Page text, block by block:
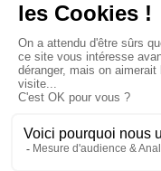
Se
Mentions légales